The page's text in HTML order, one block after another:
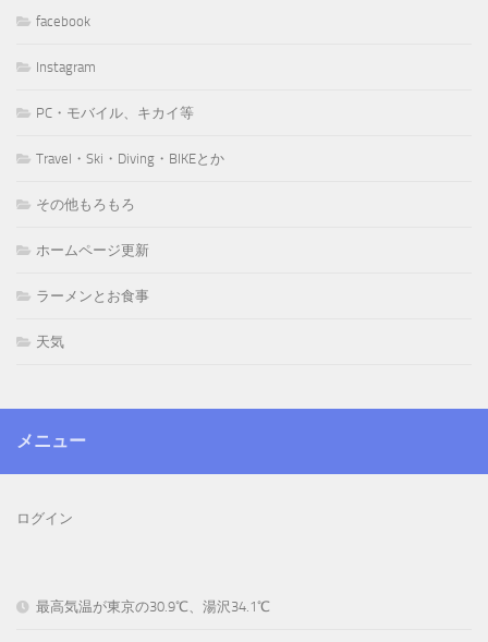
facebook
Instagram
PC・モバイル、キカイ等
Travel・Ski・Diving・BIKEとか
その他もろもろ
ホームページ更新
ラーメンとお食事
天気
メニュー
ログイン
最高気温が東京の30.9℃、湯沢34.1℃